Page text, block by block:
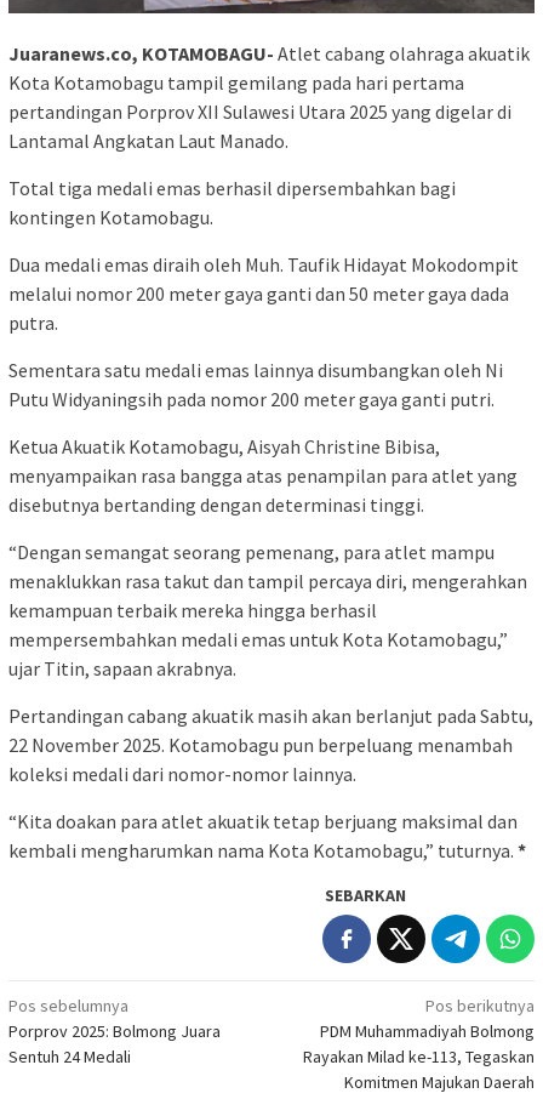
Juaranews.co, KOTAMOBAGU- Atlet cabang olahraga akuatik
Kota Kotamobagu tampil gemilang pada hari pertama
pertandingan Porprov XII Sulawesi Utara 2025 yang digelar di
Lantamal Angkatan Laut Manado.
Total tiga medali emas berhasil dipersembahkan bagi
kontingen Kotamobagu.
Dua medali emas diraih oleh Muh. Taufik Hidayat Mokodompit
melalui nomor 200 meter gaya ganti dan 50 meter gaya dada
putra.
Sementara satu medali emas lainnya disumbangkan oleh Ni
Putu Widyaningsih pada nomor 200 meter gaya ganti putri.
Ketua Akuatik Kotamobagu, Aisyah Christine Bibisa,
menyampaikan rasa bangga atas penampilan para atlet yang
disebutnya bertanding dengan determinasi tinggi.
“Dengan semangat seorang pemenang, para atlet mampu
menaklukkan rasa takut dan tampil percaya diri, mengerahkan
kemampuan terbaik mereka hingga berhasil
mempersembahkan medali emas untuk Kota Kotamobagu,”
ujar Titin, sapaan akrabnya.
Pertandingan cabang akuatik masih akan berlanjut pada Sabtu,
22 November 2025. Kotamobagu pun berpeluang menambah
koleksi medali dari nomor-nomor lainnya.
“Kita doakan para atlet akuatik tetap berjuang maksimal dan
kembali mengharumkan nama Kota Kotamobagu,” tuturnya. *
SEBARKAN
Navigasi
pos
Pos sebelumnya
Porprov 2025: Bolmong Juara
Sentuh 24 Medali
Pos berikutnya
PDM Muhammadiyah Bolmong
Rayakan Milad ke-113, Tegaskan
Komitmen Majukan Daerah